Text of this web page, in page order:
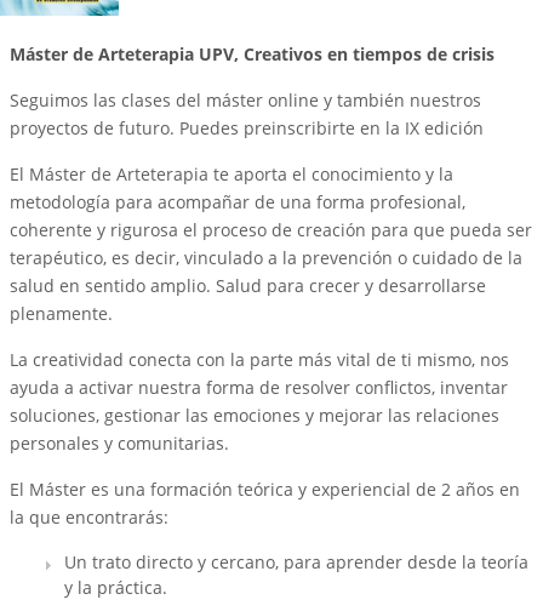
Máster de Arteterapia UPV, Creativos en tiempos de crisis
Seguimos las clases del máster online y también nuestros
proyectos de futuro. Puedes preinscribirte en la IX edición
El Máster de Arteterapia te aporta el conocimiento y la
metodología para acompañar de una forma profesional,
coherente y rigurosa el proceso de creación para que pueda ser
terapéutico, es decir, vinculado a la prevención o cuidado de la
salud en sentido amplio. Salud para crecer y desarrollarse
plenamente.
La creatividad conecta con la parte más vital de ti mismo, nos
ayuda a activar nuestra forma de resolver conflictos, inventar
soluciones, gestionar las emociones y mejorar las relaciones
personales y comunitarias.
El Máster es una formación teórica y experiencial de 2 años en
la que encontrarás:
Un trato directo y cercano, para aprender desde la teoría
y la práctica.